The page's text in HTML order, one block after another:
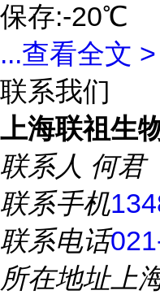
保存:-20℃
...查看全文 >
联系我们
上海联祖生
联系人 何君
联系手机
联系电话
所在地址上